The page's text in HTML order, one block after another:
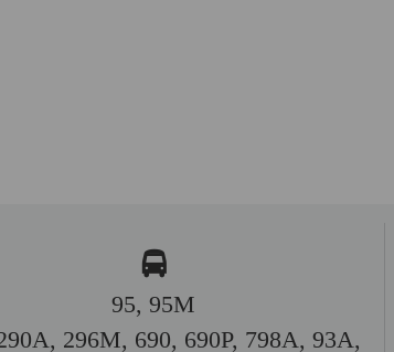
95, 95M
296M, 690, 690P, 798A, 93A,